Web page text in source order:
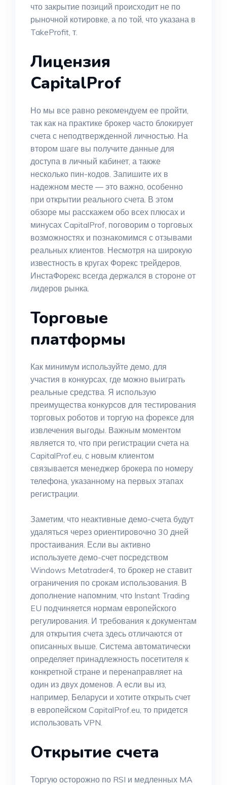
что закрытие позиций происходит не по
рыночной котировке, а по той, что указана в
TakeProfit, т.
Лицензия
CapitalProf
Но мы все равно рекомендуем ее пройти,
так как на практике брокер часто блокирует
счета с неподтвержденной личностью. На
втором шаге вы получите данные для
доступа в личный кабинет, а также
несколько пин-кодов. Запишите их в
надежном месте — это важно, особенно
при открытии реального счета. В этом
обзоре мы расскажем обо всех плюсах и
минусах CapitalProf, поговорим о торговых
возможностях и познакомимся с отзывами
реальных клиентов. Несмотря на широкую
известность в кругах Форекс трейдеров,
ИнстаФорекс всегда держался в стороне от
лидеров рынка.
Торговые
платформы
Как минимум используйте демо, для
участия в конкурсах, где можно выиграть
реальные средства. Я использую
преимущества конкурсов для тестирования
торговых роботов и торгую на форексе для
извлечения выгоды. Важным моментом
является то, что при регистрации счета на
CapitalProf.eu, с новым клиентом
связывается менеджер брокера по номеру
телефона, указанному на первых этапах
регистрации.
Заметим, что неактивные демо-счета будут
удаляться через ориентировочно 30 дней
простаивания. Если вы активно
используете демо-счет посредством
Windows Metatrader4, то брокер не ставит
ограничения по срокам использования. В
дополнение напомним, что Instant Trading
EU подчиняется нормам европейского
регулирования. И требования к документам
для открытия счета здесь отличаются от
описанных выше. Система автоматически
определяет принадлежность посетителя к
конкретной стране и перенаправляет на
один из двух доменов. А если вы из,
например, Беларуси и хотите открыть счет
в европейском CapitalProf.eu, то придется
использовать VPN.
Открытие счета
Торгую осторожно по RSI и медленных MA